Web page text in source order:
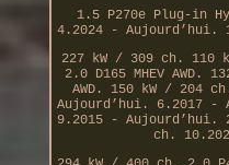
1.5 P270e Plug-in
4.2024 - Aujourd’hui.
227 kW / 309 ch. 110
2.0 D165 MHEV AWD.
AWD. 150 kW / 204
Aujourd’hui. 6.2017 -
9.2015 - Aujourd’hui.
ch.